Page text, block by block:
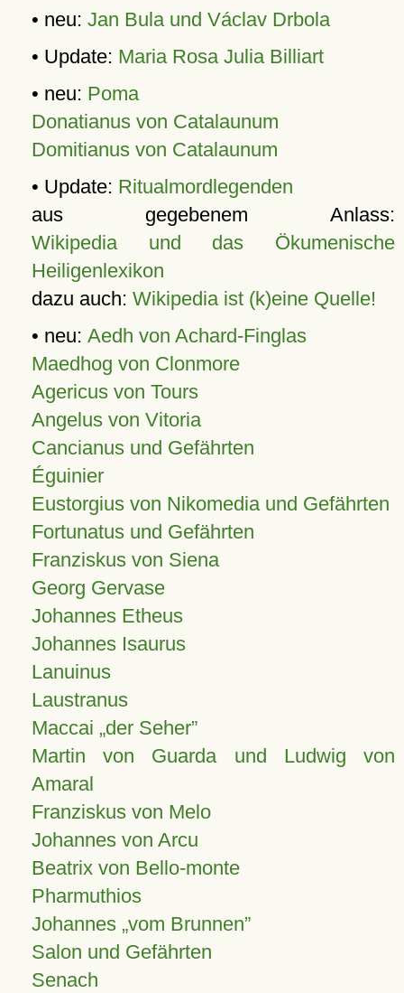
• neu: Jan Bula und Václav Drbola
• Update: Maria Rosa Julia Billiart
• neu: Poma
Donatianus von Catalaunum
Domitianus von Catalaunum
• Update: Ritualmordlegenden
aus gegebenem Anlass:
Wikipedia und das Ökumenische
Heiligenlexikon
dazu auch: Wikipedia ist (k)eine Quelle!
• neu: Aedh von Achard-Finglas
Maedhog von Clonmore
Agericus von Tours
Angelus von Vitoria
Cancianus und Gefährten
Éguinier
Eustorgius von Nikomedia und Gefährten
Fortunatus und Gefährten
Franziskus von Siena
Georg Gervase
Johannes Etheus
Johannes Isaurus
Lanuinus
Laustranus
Maccai „der Seher”
Martin von Guarda und Ludwig von
Amaral
Franziskus von Melo
Johannes von Arcu
Beatrix von Bello-monte
Pharmuthios
Johannes vom Brunnen
Salon und Gefährten
Senach